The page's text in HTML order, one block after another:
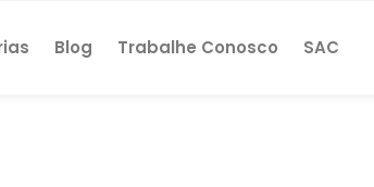
Blog Trabalhe Conosco SAC